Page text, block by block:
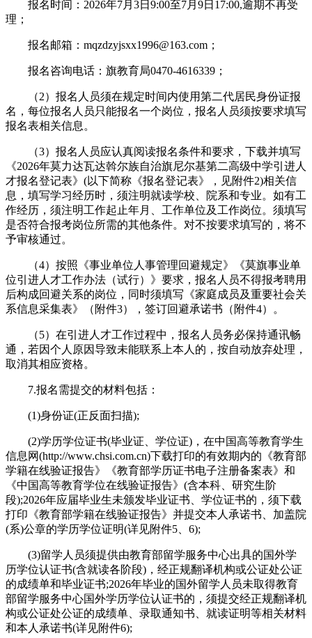
报名时间：2026年7月3日9:00至7月9日17:00,逾期不再受
理；
报名邮箱：mqzdzyjsxx1996@163.com；
报名咨询电话：旗教育局0470-4616339；
（2）报名人员须在规定时间内使用第二代居民身份证报
名，每位报名人员只能报名一个岗位，报名人员须按要求填写
报名表相关信息。
（3）报名人员应认真阅读报名条件和要求，下载并填写
《2026年莫力达瓦达斡尔族自治旗尼尔基第二高级中学引进人
才报名登记表》(以下简称《报名登记表》，见附件2)相关信
息，填写学习经历时，须注明就读学校、院系和专业。如有工
作经历，须注明工作起止年月、工作单位及工作岗位。须填写
是否符合报考岗位所需的其他条件。对不按要求填写的，将不
予审核通过。
（4）按照《事业单位人事管理回避规定》《莫旗事业单
位引进人才工作办法（试行）》要求，报名人员不得报考聘用
后构成回避关系的岗位，同时须填写《家庭成员及重要社会关
系信息采集表》（附件3），签订回避承诺书（附件4）。
（5）在引进人才工作过程中，报名人员务必保持通讯畅
通，若因个人原因导致未能联系上本人的，按自动放弃处理，
取消其相应资格。
7.报名需提交的材料包括：
(1)身份证(正反面扫描);
(2)学历学位证书(毕业证、学位证)，在中国高等教育学生
信息网(http://www.chsi.com.cn)下载打印的有效期内的《教育部
学籍在线验证报告》《教育部学历证书电子注册备案表》和
《中国高等教育学位在线验证报告》(含本科、研究生阶
段);2026年应届毕业生未颁发毕业证书、学位证书的，须下载
打印《教育部学籍在线验证报告》并提交本人承诺书、加盖院
(系)公章的学历学位证明(详见附件5、6);
(3)留学人员须提供由教育部留学服务中心出具的国外学
历学位认证书(含就读各阶段)，经正规翻译机构或公证处公证
的成绩单和毕业证书;2026年毕业的国外留学人员未取得教育
部留学服务中心国外学历学位认证书的，须提交经正规翻译机
构或公证处公证的成绩单、录取通知书、就读证明等相关材料
和本人承诺书(详见附件6);